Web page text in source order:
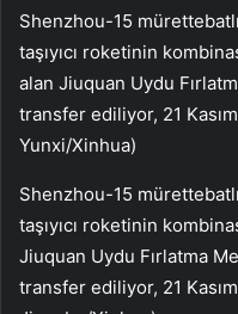
Shenzhou-15
taşıyıcı roketinin
alan Jiuquan Uydu
transfer ediliyor, 21
Yunxi/Xinhua)
Shenzhou-15
taşıyıcı roketinin
Jiuquan Uydu Fırlatma
transfer ediliyor, 21